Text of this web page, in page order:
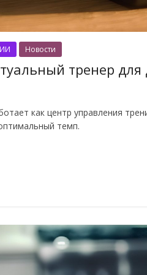
ИИ Новости
тренер
как центр управления
темп.